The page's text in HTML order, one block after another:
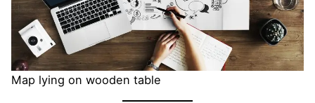
Map lying on wooden table